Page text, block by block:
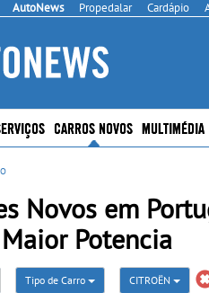
AutoNews Propedalar Cardápio
CARROS NOVOS MULTIMÉDIA
Novos em
Potencia
Tipo de Carro CITROËN